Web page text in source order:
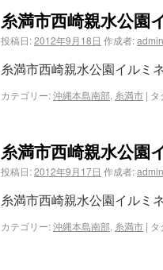
糸満市西崎親水公
投稿日:2012年9月18日 作成者:admin
糸満市西崎親水公園イル
カテゴリー:沖縄本島南部, 糸満市 | タ
糸満市西崎親水公
投稿日:2012年9月17日 作成者:admin
糸満市西崎親水公園イル
カテゴリー:沖縄本島南部, 糸満市 | タ